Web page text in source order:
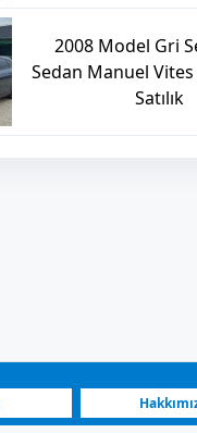
2008 Model Gri
Sedan Manuel
Satılık